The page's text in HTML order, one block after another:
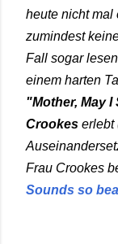
heute nicht mal
zumindest
Fall sogar
einem harten
"Mother, May
Crookes erlebt
Frau Crookes
Sounds so